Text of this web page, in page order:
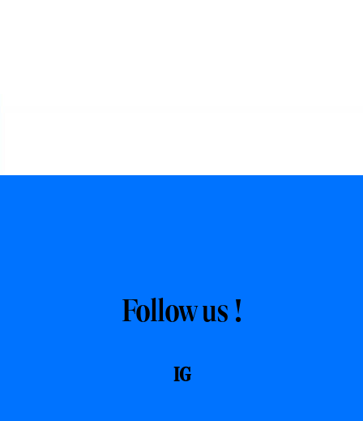
Follow us !
IG